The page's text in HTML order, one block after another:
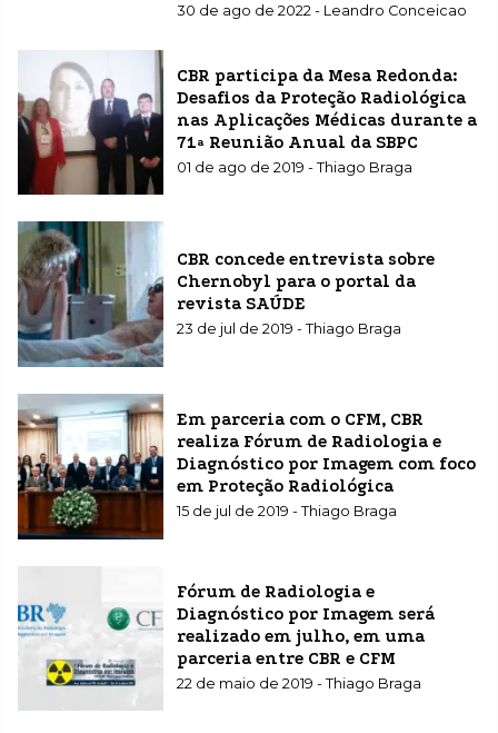
30 de ago de 2022 - Leandro Conceicao
CBR participa da Mesa Redonda:
Desafios da Proteção Radiológica
nas Aplicações Médicas durante a
71ª Reunião Anual da SBPC
01 de ago de 2019 - Thiago Braga
CBR concede entrevista sobre
Chernobyl para o portal da
revista SAÚDE
23 de jul de 2019 - Thiago Braga
Em parceria com o CFM, CBR
realiza Fórum de Radiologia e
Diagnóstico por Imagem com foco
em Proteção Radiológica
15 de jul de 2019 - Thiago Braga
Fórum de Radiologia e
Diagnóstico por Imagem será
realizado em julho, em uma
parceria entre CBR e CFM
22 de maio de 2019 - Thiago Braga